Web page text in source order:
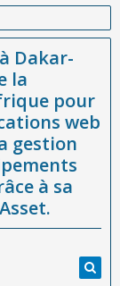
comme
du
grâce à
Dakar-
la
pour
web
gestion
à sa